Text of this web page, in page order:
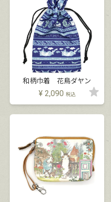
和柄巾着 花鳥ダヤン
¥ 2,090 税込